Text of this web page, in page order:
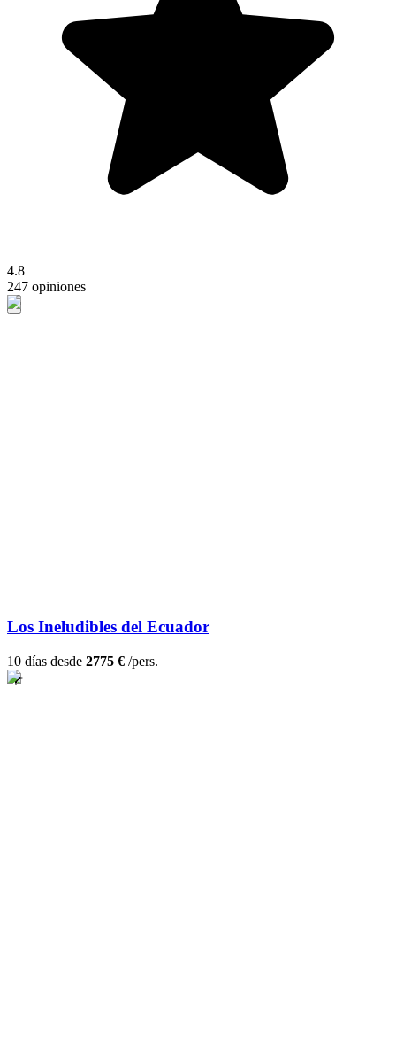
4.8
247 opiniones
Los Ineludibles del Ecuador
10 días desde 2775 € /pers.